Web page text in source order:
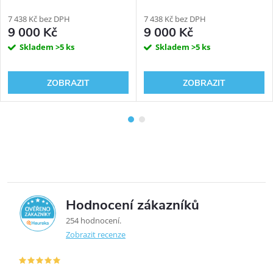
7 438 Kč bez DPH
9 000 Kč
Skladem >5 ks
ZOBRAZIT
7 438 Kč bez DPH
9 000 Kč
Skladem >5 ks
ZOBRAZIT
5,0 Hodnocení zákazníků
254 hodnocení
Zobrazit recenze